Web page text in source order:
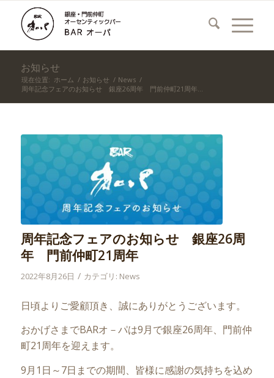
お知らせ
現在位置: ホーム / お知らせ / News /
周年記念フェアのお知らせ 銀座26周年 門前仲町21周年...
周年記念フェアのお知らせ 銀座26周
年 門前仲町21周年
2022年8月26日 / カテゴリ: News
日頃よりご愛顧頂き、誠にありがとうございます。
おかげさまでBARオ－パは9月で銀座26周年、門前仲
町21周年を迎えます。
9月1日～7日までの期間、皆様に感謝の気持ちを込め